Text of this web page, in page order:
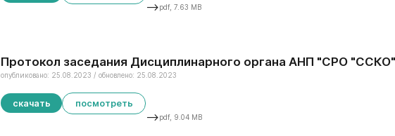
-->pdf, 7.63 MB
Протокол заседания Дисциплинарного органа АНП "СРО
опубликовано: 25.08.2023 / обновлено: 25.08.2023
скачать посмотреть
-->pdf, 9.04 MB